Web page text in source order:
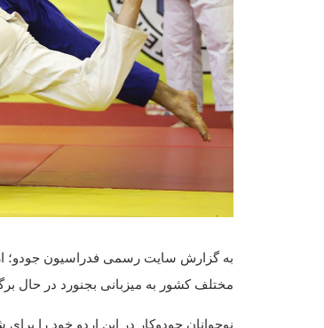
به گزارش سایت رسمی فدراسیون جودو؛
مختلف کشور به میزبانی بجنورد در حال
نوجوانان جودوکار در این اردو خود را